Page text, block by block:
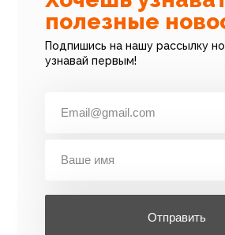
полезные
Подпишись на нашу рассылку
узнавай первым!
Отправить